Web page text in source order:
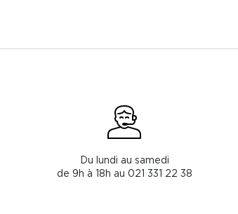
Du lundi au samedi
de 9h à 18h au 021 331 22 38